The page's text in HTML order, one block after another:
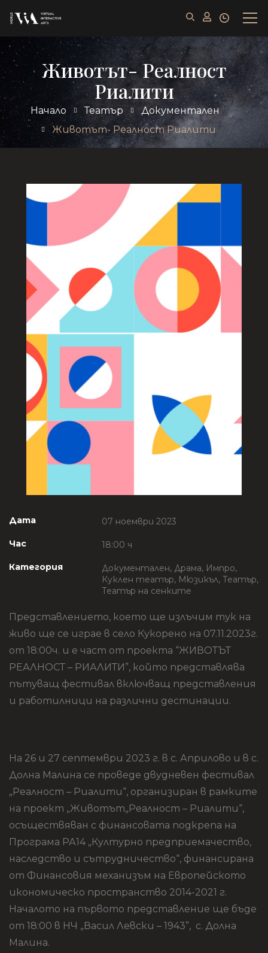
Животът- Реалност
Риалити
Начало Театър
Документален
Животът- Реалност Риалити
Дата 07 ноември 2023
Час 18:00 ч
Категория
Документален, Драма, Импро,
Куклен театър, Мюзикъл, Театър,
Театър на сенките
Представлението, което ще излъчим тук на
живо ще се играе в село Кукорено на 07.11.2023г.
от 18:00ч. и е част от проекта “ЖИВОТЪТ
РЕАЛНОСТ – РИАЛИТИ”, който представлява
пътуващ фестивал включващ представления
и работилници на различни дестинации.
На 26 и 27 септември 2023 г. в с. Априлово и в с.
Долна Малина се проведе двудневен фестивал
„Реалност – Риалити“, организиран в рамките
на проект „Животът„Реалност – Риалити“,
осъществяван с финансовата подкрепа на
Програма РА14 „Културно предприемачество,
наследство и сътрудничество“, финансирана
от Финансовия механизъм на Европейското
икономическо пространство 2014-2021 г.
Началото на първото представление ще бъде
от 18:00 в НЧ „Васил Левски – 1943”, с. Долна
Малина.